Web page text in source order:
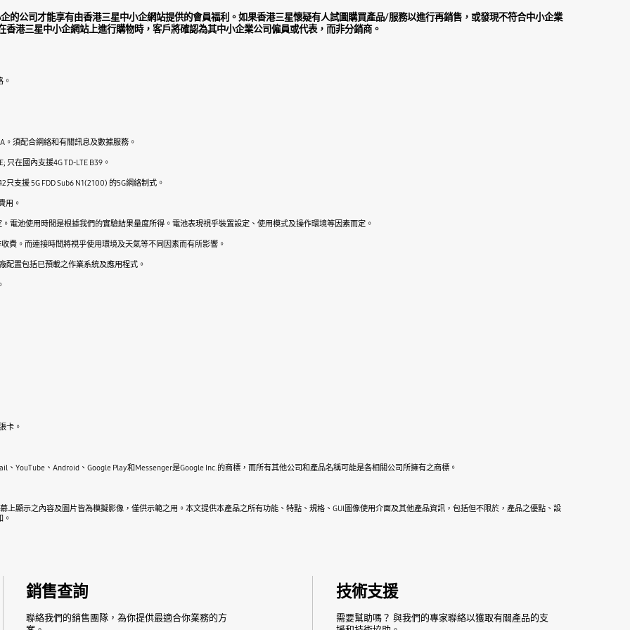
的公司才能享有由香港三星中小企網站提供的會員福利。如果香港三星懷疑有人試圖購買產品/服務以進行再銷售，或發現不符合中小企業
港三星中小企網站上進行購物時，客戶將確認為其中小企業公司僱員或代表，而非分銷商。
。
。須配合網絡和有關訊息及數據服務。
只在國內支援4G TD-LTE B39。
支援 5G FDD Sub6 N1(2100) 的5G網絡制式。
用。
池使用時間是根據我們的實驗結果量度所得。電池表現視乎裝置設定、使用模式及操作環境等因素而定。
費。而連接時間將視乎使用環境及天氣等不同因素而有所影響。
置包括已預載之作業系統及應用程式。
卡。
、YouTube、Android、Google Play和Messenger是Google Inc.的商標，而所有其他公司和產品名稱可能是各相關公司所擁有之商標。
顯示之內容及圖片皆為模擬影像，僅供示範之用。本文提供本產品之所有功能、特點、規格、GUI圖像使用介面及其他產品資訊，包括但不限於，產品之優點、設
。
銷售查詢
聯絡我們的銷售團隊，為你提供最適合你業務的方
技術支援
需要幫助嗎？ 與我們的專家聯絡以獲取有關產品的支